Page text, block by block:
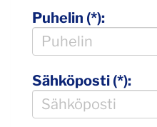
Puhelin (*):
Sähköposti (*):